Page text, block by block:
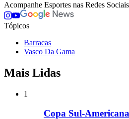
Acompanhe Esportes nas Redes Sociais
Tópicos
Barracas
Vasco Da Gama
Mais Lidas
1
Copa Sul-